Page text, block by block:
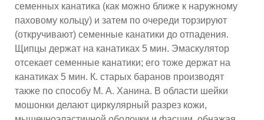
семенных канатика (как можно ближе к наружному
паховому кольцу) и затем по очереди торзируют
(откручивают) семенные канатики до отпадения.
Щипцы держат на канатиках 5 мин. Эмаскулятор
отсекает семенные канатики; его тоже держат на
канатиках 5 мин. К. старых баранов производят
также по способу М. А. Ханина. В области шейки
мошонки делают циркулярный разрез кожи,